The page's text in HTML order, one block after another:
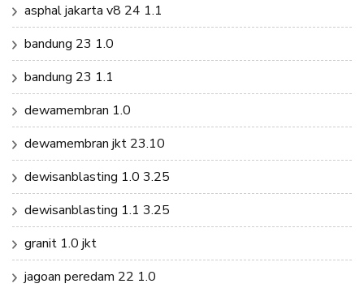
asphal jakarta v8 24 1.1
bandung 23 1.0
bandung 23 1.1
dewamembran 1.0
dewamembran jkt 23.10
dewisanblasting 1.0 3.25
dewisanblasting 1.1 3.25
granit 1.0 jkt
jagoan peredam 22 1.0